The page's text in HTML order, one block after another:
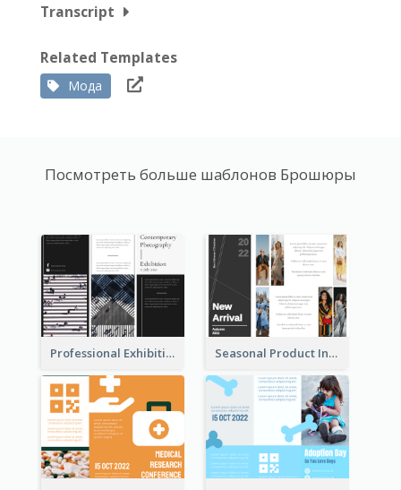
Transcript
Related Templates
Мода
Посмотреть больше шаблонов Брошюры
Professional Exhibition Event Tri Fold Brochure Seasonal Product Informational Tri Fold Brochure